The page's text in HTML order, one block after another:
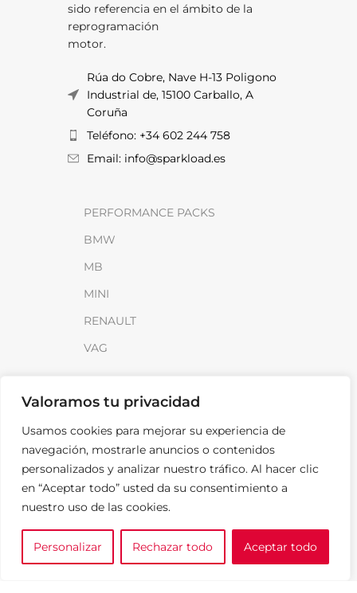
Valoramos tu privacidad
Usamos cookies para mejorar su experiencia de
navegación, mostrarle anuncios o contenidos
personalizados y analizar nuestro tráfico. Al hacer clic
en “Aceptar todo” usted da su consentimiento a
nuestro uso de las cookies.
Personalizar Rechazar todo Aceptar todo
sido referencia en el ámbito de la
reprogramación
motor.
Rúa do Cobre, Nave H-13 Poligono
Industrial de, 15100 Carballo, A
Coruña
Teléfono: +34 602 244 758
Email: info@sparkload.es
PERFORMANCE PACKS
BMW
MB
MINI
RENAULT
VAG
Distribuidores
FAQ
Contacto
Noticias
LEGAL
0